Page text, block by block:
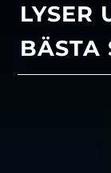
LYSER
BÄSTA